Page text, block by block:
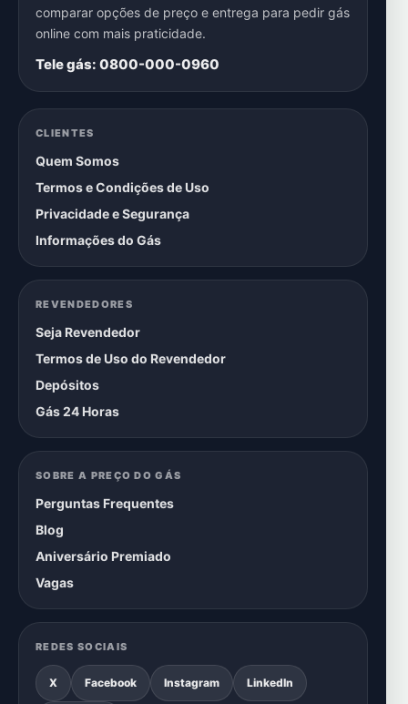
comparar opções de preço e entrega para pedir gás
online com mais praticidade.
Tele gás: 0800-000-0960
CLIENTES
Quem Somos
Termos e Condições de Uso
Privacidade e Segurança
Informações do Gás
REVENDEDORES
Seja Revendedor
Termos de Uso do Revendedor
Depósitos
Gás 24 Horas
SOBRE A PREÇO DO GÁS
Perguntas Frequentes
Blog
Aniversário Premiado
Vagas
REDES SOCIAIS
X Facebook Instagram LinkedIn